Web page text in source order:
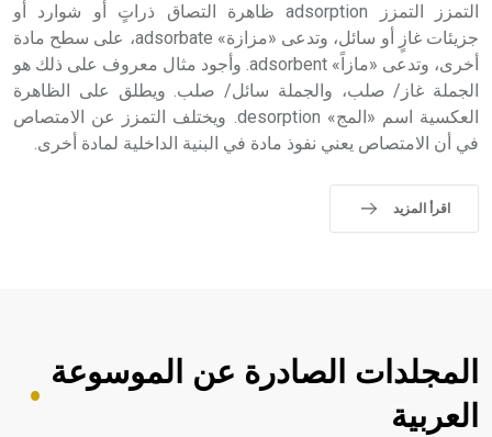
التمزز التمزز adsorption ظاهرة التصاق ذراتٍ أو شوارد أو
جزيئات غازٍ أو سائل، وتدعى «مزازة» adsorbate، على سطح مادة
أخرى، وتدعى «مازاً» adsorbent. وأجود مثال معروف على ذلك هو
الجملة غاز/ صلب، والجملة سائل/ صلب. ويطلق على الظاهرة
العكسية اسم «المج» desorption. ويختلف التمزز عن الامتصاص
في أن الامتصاص يعني نفوذ مادة في البنية الداخلية لمادة أخرى.
اقرأ المزيد
المجلدات الصادرة عن الموسوعة
العربية